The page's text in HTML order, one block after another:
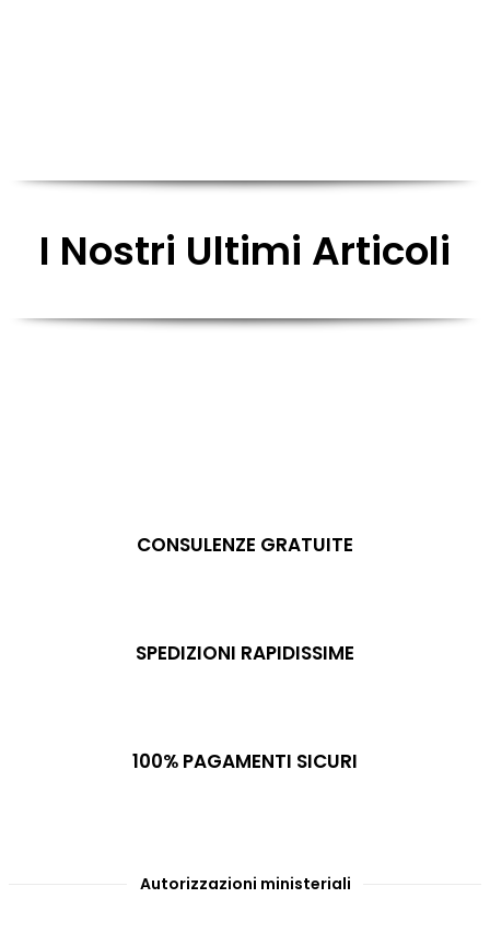
I Nostri Ultimi Articoli
CONSULENZE GRATUITE
SPEDIZIONI RAPIDISSIME
100% PAGAMENTI SICURI
Autorizzazioni ministeriali